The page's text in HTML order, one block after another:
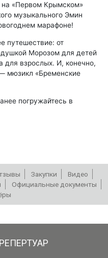
на «Первом Крымском»
музыкального Эмин
марафоне!
путешествие: от
Морозом для детей
для взрослых. И, конечно,
мюзикл «Бременские
погружайтесь в
Закупки
Видео
Официальные документы
РЕПЕРТУАР